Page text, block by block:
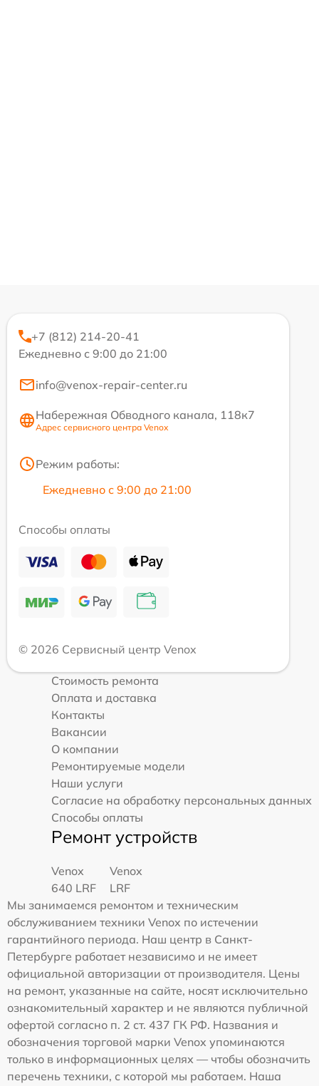
+7 (812) 214-20-41
Ежедневно с 9:00 до 21:00
info@venox-repair-center.ru
Набережная Обводного канала, 118к7
Адрес сервисного центра Venox
Режим работы:
Ежедневно с 9:00 до 21:00
Способы оплаты
© 2026 Сервисный центр Venox
Стоимость ремонта
Оплата и доставка
Контакты
Вакансии
О компании
Ремонтируемые модели
Наши услуги
Согласие на обработку персональных данных
Способы оплаты
Ремонт устройств
Venox
640 LRF
Venox
LRF
Мы занимаемся ремонтом и техническим
обслуживанием техники Venox по истечении
гарантийного периода. Наш центр в Санкт-
Петербурге работает независимо и не имеет
официальной авторизации от производителя. Цены
на ремонт, указанные на сайте, носят исключительно
ознакомительный характер и не являются публичной
офертой согласно п. 2 ст. 437 ГК РФ. Названия и
обозначения торговой марки Venox упоминаются
только в информационных целях — чтобы обозначить
перечень техники, с которой мы работаем. Наша